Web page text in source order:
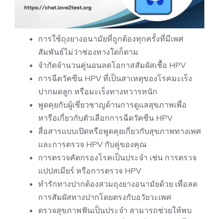
การใช้ถุงยางอนามัยที่ถูกต้องทุกครั้งที่มีเพศ
สัมพันธ์ไม่ว่าช่องทางใดก็ตาม
จำกัดจำนวนคู่นอนลดโอกาสสัมผัสเชื้อ HPV
การฉีดวัคซีน HPV ที่เป็นสาเหตุของโรคมะเร็ง
ปากมดลูก หรือมะเร็งทางทวารหนัก
พูดคุยกับผู้เชี่ยวชาญด้านการดูแลสุขภาพเพื่อ
หารือเกี่ยวกับตัวเลือกการฉีดวัคซีน HPV
สื่อสารแบบเปิดหรือพูดคุยเกี่ยวกับสุขภาพทางเพศ
และการตรวจ HPV กับคู่ของคุณ
การตรวจคัดกรองโรคเป็นประจำ เช่น การตรวจ
แปปสเมียร์ หรือการตรวจ HPV
ทำรักทางปากต้องสวมถุงยางอนามัยด้วย เพื่อลด
การสัมผัสทางปากโดยตรงกับอวัยวะเพศ
ตรวจสุขภาพฟันเป็นประจำ สามารถช่วยให้พบ